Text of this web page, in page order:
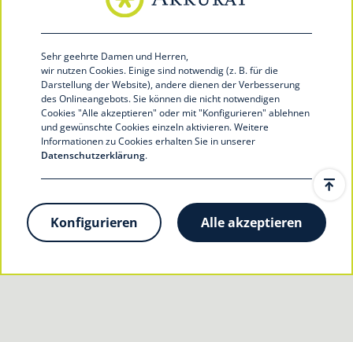
Sehr geehrte Damen und Herren,
wir nutzen Cookies. Einige sind notwendig (z. B. für die
Darstellung der Website), andere dienen der Verbesserung
des Onlineangebots. Sie können die nicht notwendigen
Cookies "Alle akzeptieren" oder mit "Konfigurieren" ablehnen
und gewünschte Cookies einzeln aktivieren. Weitere
Informationen zu Cookies erhalten Sie in unserer
Datenschutzerklärung.
Alle akzeptieren
Konfigurieren
Jetzt Verbundpartner werden
© 2020 Akkurat financial service GmbH